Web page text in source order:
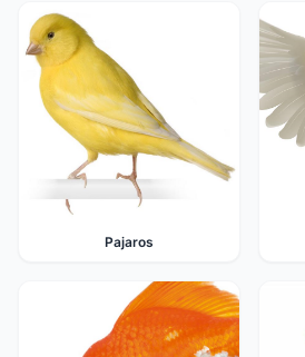
Pajaros